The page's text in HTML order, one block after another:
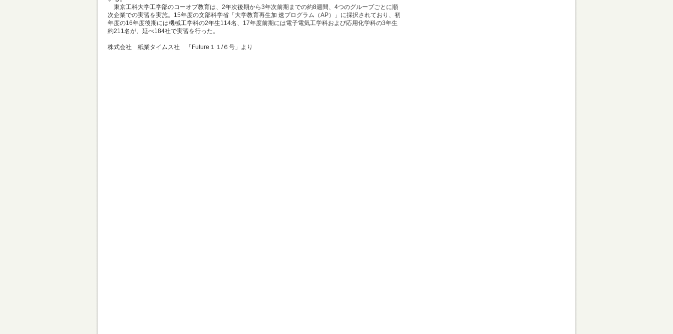
東京工科大学工学部のコーオプ教育は、2年次後期から3年次前期までの約8週間、4つのグループごとに順
次企業での実習を実施。15年度の文部科学省「大学教育再生加 速プログラム（AP）」に採択されており、初
年度の16年度後期には機械工学科の2年生114名、17年度前期には電子電気工学科および応用化学科の3年生
約211名が、延べ184社で実習を行った。
株式会社 紙業タイムス社 「Future１１/６号」より